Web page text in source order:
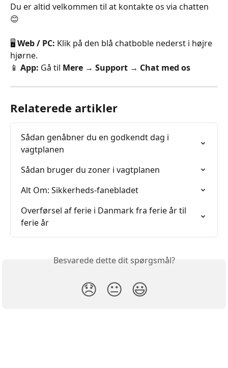
Du er altid velkommen til at kontakte os via chatten
😊
🖥️ Web / PC: Klik på den blå chatboble nederst i højre
hjørne.
📱 App: Gå til Mere → Support → Chat med os
Relaterede artikler
Sådan genåbner du en godkendt dag i
vagtplanen
Sådan bruger du zoner i vagtplanen
Alt Om: Sikkerheds-fanebladet
Overførsel af ferie i Danmark fra ferie år til
ferie år
Besvarede dette dit spørgsmål?
😞 😐 😃